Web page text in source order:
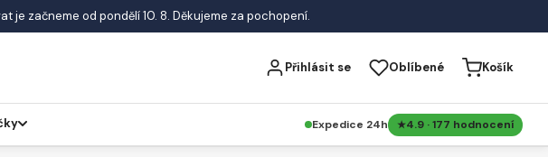
je začneme od pondělí 10. 8. Děkujeme za pochopení.
Přihlásit se Oblíbené Košík
Expedice 24h 4.9 · 177 hodnocení